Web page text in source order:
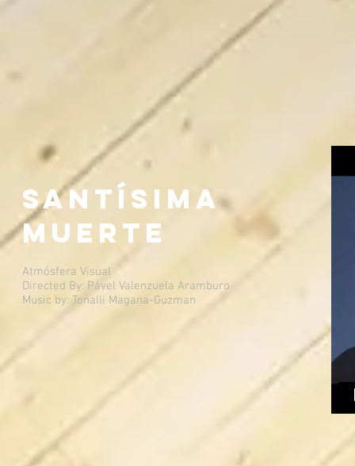
Atmósfera Visual
Directed By: Pável Valenzuela Aramburo
Music by: Tonalli Magana-Guzman
Santísima
Muerte